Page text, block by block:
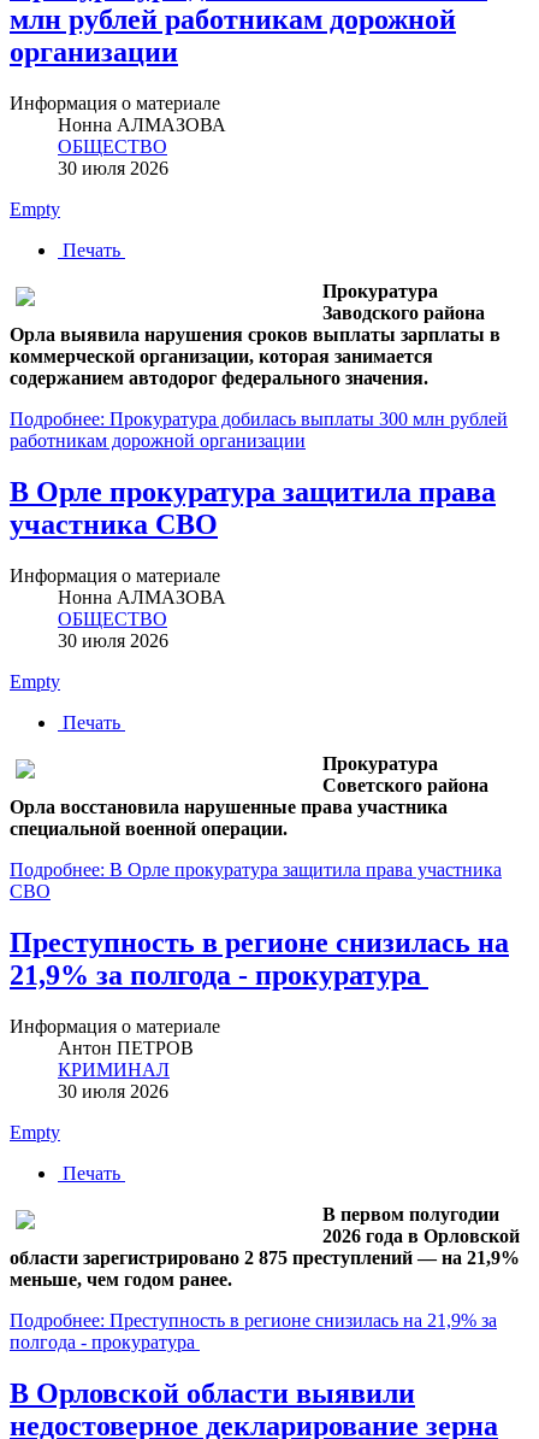
млн рублей работникам дорожной
организации
Информация о материале
Нонна АЛМАЗОВА
ОБЩЕСТВО
30 июля 2026
Empty
Печать
Прокуратура
Заводского района
Орла выявила нарушения сроков выплаты зарплаты в
коммерческой организации, которая занимается
содержанием автодорог федерального значения.
Подробнее: Прокуратура добилась выплаты 300 млн рублей
работникам дорожной организации
В Орле прокуратура защитила права
участника СВО
Информация о материале
Нонна АЛМАЗОВА
ОБЩЕСТВО
30 июля 2026
Empty
Печать
Прокуратура
Советского района
Орла восстановила нарушенные права участника
специальной военной операции.
Подробнее: В Орле прокуратура защитила права участника
СВО
Преступность в регионе снизилась на
21,9% за полгода - прокуратура
Информация о материале
Антон ПЕТРОВ
КРИМИНАЛ
30 июля 2026
Empty
Печать
В первом полугодии
2026 года в Орловской
области зарегистрировано 2 875 преступлений — на 21,9%
меньше, чем годом ранее.
Подробнее: Преступность в регионе снизилась на 21,9% за
полгода - прокуратура
В Орловской области выявили
недостоверное декларирование зерна